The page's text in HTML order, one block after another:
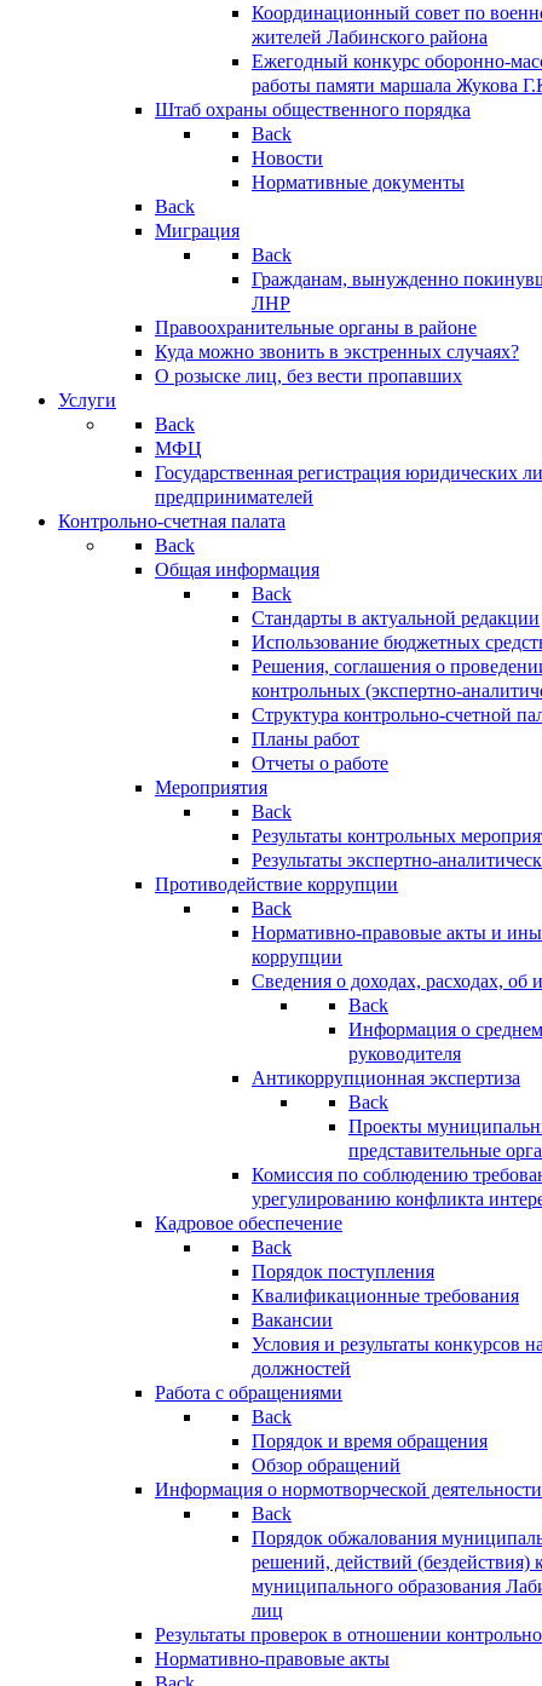
Координационный совет по
жителей Лабинского района
Ежегодный конкурс оборонно-
работы памяти маршала Жукова
Штаб охраны общественного порядка
Back
Новости
Нормативные документы
Back
Миграция
Back
Гражданам, вынужденно
ЛНР
Правоохранительные органы в районе
Куда можно звонить в экстренных случаях?
О розыске лиц, без вести пропавших
Услуги
Back
МФЦ
Государственная регистрация юридических
предпринимателей
Контрольно-счетная палата
Back
Общая информация
Back
Стандарты в актуальной редакции
Использование бюджетных
Решения, соглашения о
контрольных (экспертно-
Структура контрольно-счетной
Планы работ
Отчеты о работе
Мероприятия
Back
Результаты контрольных
Результаты экспертно-
Противодействие коррупции
Back
Нормативно-правовые акты и
коррупции
Сведения о доходах, расходах, об
Back
Информация о
руководителя
Антикоррупционная экспертиза
Back
Проекты
представительные
Комиссия по соблюдению
урегулированию конфликта
Кадровое обеспечение
Back
Порядок поступления
Квалификационные требования
Вакансии
Условия и результаты конкурсов
должностей
Работа с обращениями
Back
Порядок и время обращения
Обзор обращений
Информация о нормотворческой деятельности
Back
Порядок обжалования
решений, действий (бездействия)
муниципального образования
лиц
Результаты проверок в отношении
Нормативно-правовые акты